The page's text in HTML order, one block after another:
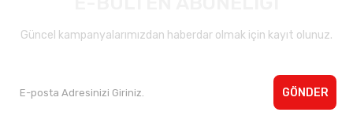
Güncel kampanyalarımızdan haberdar olmak için kayıt olunuz.
GÖNDER